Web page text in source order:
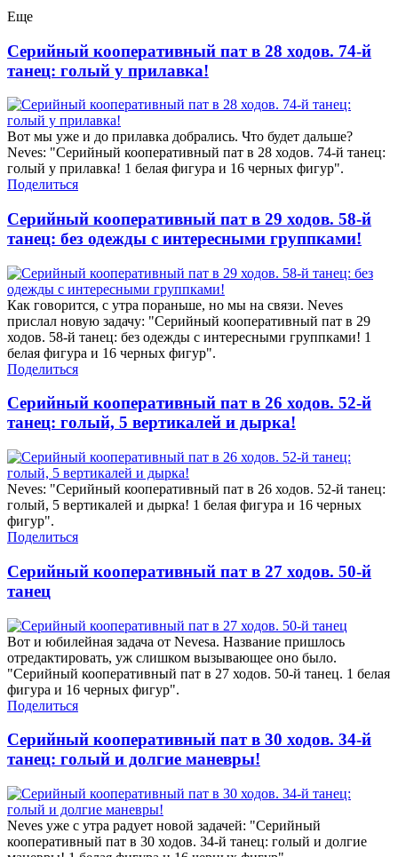
Еще
Серийный кооперативный пат в 28 ходов. 74-й
танец: голый у прилавка!
Вот мы уже и до прилавка добрались. Что будет дальше?
Neves: "Серийный кооперативный пат в 28 ходов. 74-й танец:
голый у прилавка! 1 белая фигура и 16 черных фигур".
Поделиться
Серийный кооперативный пат в 29 ходов. 58-й
танец: без одежды с интересными группками!
Как говорится, с утра пораньше, но мы на связи. Neves
прислал новую задачу: "Серийный кооперативный пат в 29
ходов. 58-й танец: без одежды с интересными группками! 1
белая фигура и 16 черных фигур".
Поделиться
Серийный кооперативный пат в 26 ходов. 52-й
танец: голый, 5 вертикалей и дырка!
Neves: "Серийный кооперативный пат в 26 ходов. 52-й танец:
голый, 5 вертикалей и дырка! 1 белая фигура и 16 черных
фигур".
Поделиться
Серийный кооперативный пат в 27 ходов. 50-й
танец
Вот и юбилейная задача от Nevesa. Название пришлось
отредактировать, уж слишком вызывающее оно было.
"Серийный кооперативный пат в 27 ходов. 50-й танец. 1 белая
фигура и 16 черных фигур".
Поделиться
Серийный кооперативный пат в 30 ходов. 34-й
танец: голый и долгие маневры!
Neves уже с утра радует новой задачей: "Серийный
кооперативный пат в 30 ходов. 34-й танец: голый и долгие